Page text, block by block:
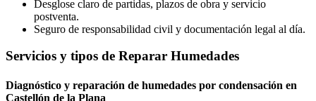
Desglose claro de partidas, plazos de obra y servicio
postventa.
Seguro de responsabilidad civil y documentación legal al día.
Servicios y tipos de Reparar Humedades
Diagnóstico y reparación de humedades por condensación en
Castellón de la Plana